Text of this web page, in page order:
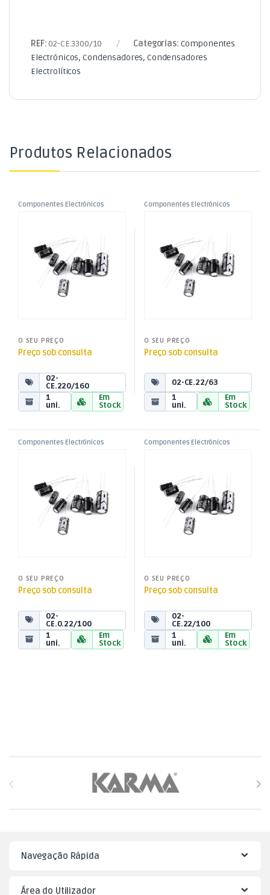
REF:02-CE.3300/10 Categorias: Componentes
Electrónicos,Condensadores, Condensadores
Electrolíticos
Produtos Relacionados
Componentes Electrónicos
O SEU PREÇO
Preço sob consulta
02-
CE.220/160
1
uni.
Em
Stock
Componentes Electrónicos
O SEU PREÇO
Preço sob consulta
02-CE.22/63
1
uni.
Em
Stock
Componentes Electrónicos
O SEU PREÇO
Preço sob consulta
02-
CE.0.22/100
1
uni.
Em
Stock
Componentes Electrónicos
O SEU PREÇO
Preço sob consulta
02-
CE.22/100
1
uni.
Em
Stock
Navegação Rápida
Área do Utilizador